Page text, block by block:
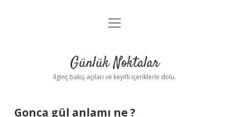
Anasayfa
Yasal Uyarı
menüyü
Günlük Noktalar
İlginç bakış açıları ve keyifli içeriklerle dolu.
Gonca gül anlamı ne ?